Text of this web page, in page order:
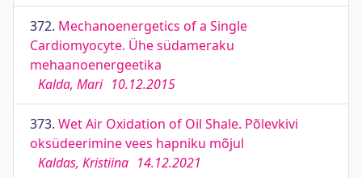
372. Mechanoenergetics of a Single
Cardiomyocyte. Ühe südameraku
mehaanoenergeetika
Kalda, Mari 10.12.2015
373. Wet Air Oxidation of Oil Shale. Põlevkivi
oksüdeerimine vees hapniku mõjul
Kaldas, Kristiina 14.12.2021